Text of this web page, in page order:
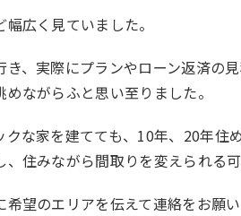
広く見ていました。
、実際にプランやローン返済の
ながらふと思い至りました。
クな家を建てても、10年、20年住
住みながら間取りを変えられる
希望のエリアを伝えて連絡をお願